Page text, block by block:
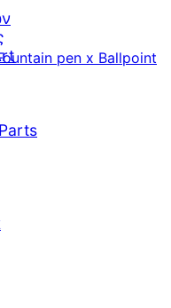
pen x Ballpoint